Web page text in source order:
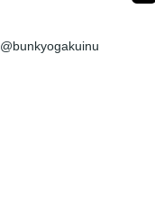
@bunkyogakuinu